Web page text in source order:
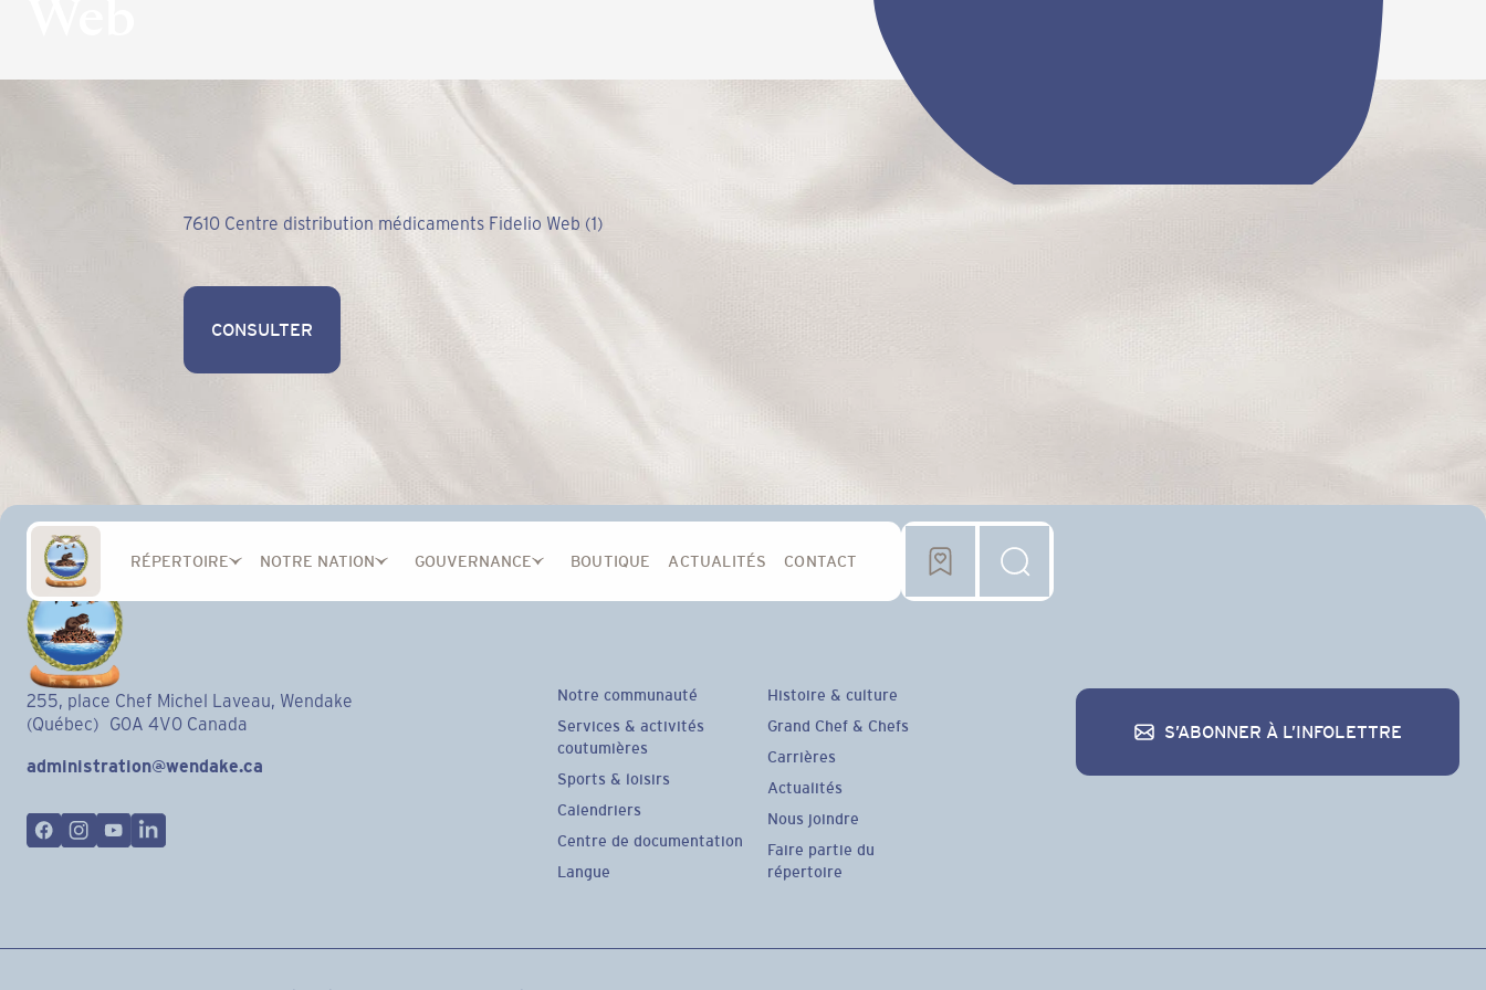
7610 Centre distribution médicaments Fidelio Web (1)
CONSULTER
CONSULTER
RÉPERTOIRE NOTRE NATION GOUVERNANCE BOUTIQUE ACTUALITÉS CONTACT
255, place Chef Michel Laveau, Wendake
(Québec) G0A 4V0 Canada
administration@wendake.ca
Notre communauté
Services & activités
coutumières
Sports & loisirs
Calendriers
Centre de documentation
Langue
Histoire & culture
Grand Chef & Chefs
Carrières
Actualités
Nous joindre
Faire partie du
répertoire
S’ABONNER À L’INFOLETTRE
S’abonner à l’infolettre